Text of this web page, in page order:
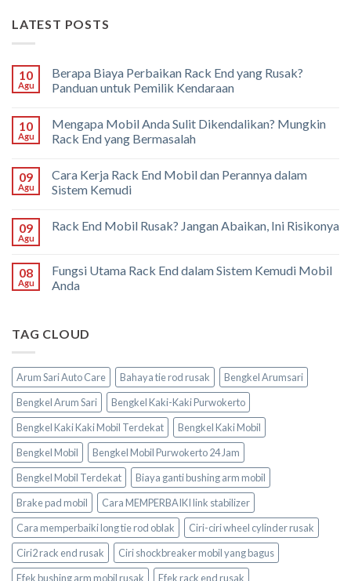
LATEST POSTS
10
Agu
Berapa Biaya Perbaikan Rack End yang Rusak?
Panduan untuk Pemilik Kendaraan
10
Agu
Mengapa Mobil Anda Sulit Dikendalikan? Mungkin
Rack End yang Bermasalah
09
Agu
Cara Kerja Rack End Mobil dan Perannya dalam
Sistem Kemudi
09
Agu
Rack End Mobil Rusak? Jangan Abaikan, Ini Risikonya
08
Agu
Fungsi Utama Rack End dalam Sistem Kemudi Mobil
Anda
TAG CLOUD
Arum Sari Auto Care Bahaya tie rod rusak
Bengkel Arumsari
Bengkel Arum Sari
Bengkel Kaki-Kaki Purwokerto
Bengkel Kaki Kaki Mobil Terdekat
Bengkel Kaki Mobil
Bengkel Mobil
Bengkel Mobil Purwokerto 24 Jam
Bengkel Mobil Terdekat
Biaya ganti bushing arm mobil
Brake pad mobil
Cara MEMPERBAIKI link stabilizer
Cara memperbaiki long tie rod oblak
Ciri-ciri wheel cylinder rusak
Ciri2 rack end rusak
Ciri shockbreaker mobil yang bagus
Efek bushing arm mobil rusak
Efek rack end rusak